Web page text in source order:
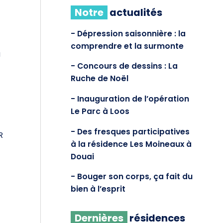
Notre actualités
Dépression saisonnière : la
comprendre et la surmonte
Concours de dessins : La
Ruche de Noël
Inauguration de l’opération
Le Parc à Loos
Des fresques participatives
à la résidence Les Moineaux à
Douai
Bouger son corps, ça fait du
bien à l’esprit
Dernières résidences